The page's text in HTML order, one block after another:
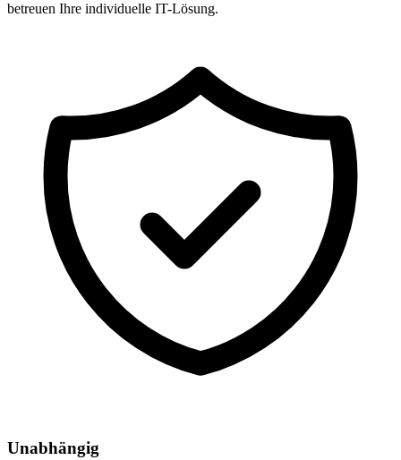
betreuen Ihre individuelle IT-Lösung.
Unabhängig